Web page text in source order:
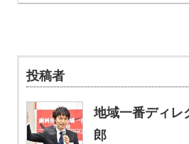
投稿者
地域一番ディ
郎